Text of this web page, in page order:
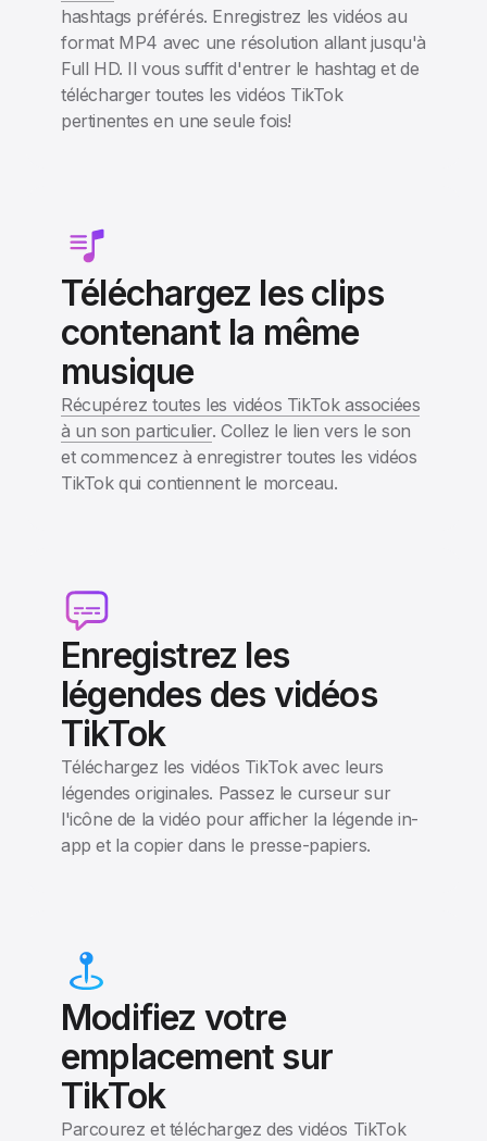
hashtags préférés. Enregistrez les vidéos au
format MP4 avec une résolution allant jusqu'à
Full HD. Il vous suffit d'entrer le hashtag et de
télécharger toutes les vidéos TikTok
pertinentes en une seule fois!
Téléchargez les clips
contenant la même
musique
Récupérez toutes les vidéos TikTok associées
à un son particulier. Collez le lien vers le son
et commencez à enregistrer toutes les vidéos
TikTok qui contiennent le morceau.
Enregistrez les
légendes des vidéos
TikTok
Téléchargez les vidéos TikTok avec leurs
légendes originales. Passez le curseur sur
l'icône de la vidéo pour afficher la légende in-
app et la copier dans le presse-papiers.
Modifiez votre
emplacement sur
TikTok
Parcourez et téléchargez des vidéos TikTok